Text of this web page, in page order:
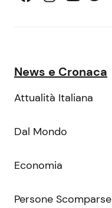
News e Cronaca
Attualità Italiana
Dal Mondo
Economia
Persone Scomparse